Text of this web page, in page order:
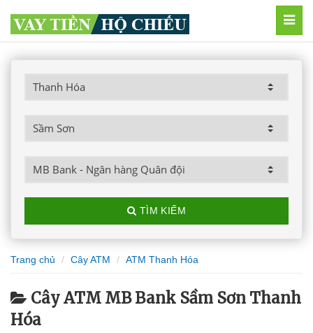
TÌM KIẾM
Trang chủ Cây ATM ATM Thanh Hóa
Cây ATM MB Bank Sầm Sơn Thanh
Hóa